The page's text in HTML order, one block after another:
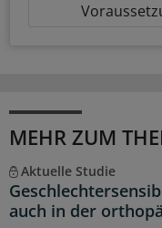
MEHR ZUM
Aktuelle Studie
auch in der